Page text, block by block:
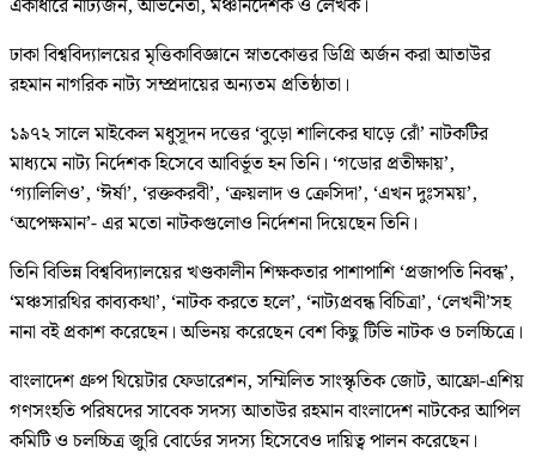
একাধারে নাট্যজন, অভিনেতা, মঞ্চনির্দেশক ও লেখক।
ঢাকা বিশ্ববিদ্যালয়ের মৃত্তিকাবিজ্ঞানে স্নাতকোত্তর ডিগ্রি অর্জন করা আতাউর
রহমান নাগরিক নাট্য সম্প্রদায়ের অন্যতম প্রতিষ্ঠাতা।
১৯৭২ সালে মাইকেল মধুসূদন দত্তের ‘বুড়ো শালিকের ঘাড়ে রোঁ’ নাটকটির
মাধ্যমে নাট্য নির্দেশক হিসেবে আবির্ভূত হন তিনি। ‘গডোর প্রতীক্ষায়’,
‘গ্যালিলিও’, ‘ঈর্ষা’, ‘রক্তকরবী’, ‘ক্রয়লাদ ও ক্রেসিদা’, ‘এখন দুঃসময়’,
‘অপেক্ষমান’- এর মতো নাটকগুলোও নির্দেশনা দিয়েছেন তিনি।
তিনি বিভিন্ন বিশ্ববিদ্যালয়ের খণ্ডকালীন শিক্ষকতার পাশাপাশি ‘প্রজাপতি নিবন্ধ’,
‘মঞ্চসারথির কাব্যকথা’, ‘নাটক করতে হলে’, ‘নাট্যপ্রবন্ধ বিচিত্রা’, ‘লেখনী’সহ
নানা বই প্রকাশ করেছেন। অভিনয় করেছেন বেশ কিছু টিভি নাটক ও চলচ্চিত্রে।
বাংলাদেশ গ্রুপ থিয়েটার ফেডারেশন, সম্মিলিত সাংস্কৃতিক জোট, আফ্রো-এশিয়
গণসংহতি পরিষদের সাবেক সদস্য আতাউর রহমান বাংলাদেশ নাটকের আপিল
কমিটি ও চলচ্চিত্র জুরি বোর্ডের সদস্য হিসেবেও দায়িত্ব পালন করেছেন।